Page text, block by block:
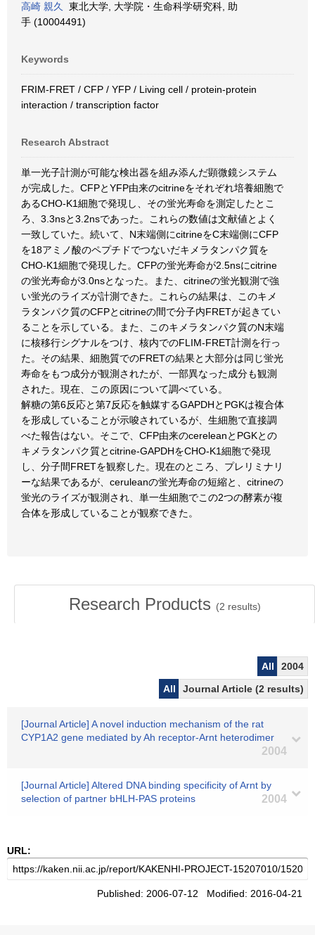
高崎 親久
東北大学, 大学院・生命科学研究科, 助
手 (10004491)
Keywords
FRIM-FRET / CFP / YFP / Living cell / protein-protein
interaction / transcription factor
Research Abstract
単一光子計測が可能な検出器を組み添んだ顕微鏡システム
が完成した。CFPとYFP由来のcitrineをそれぞれ培養細胞で
あるCHO-K1細胞で発現し、その蛍光寿命を測定したとこ
ろ、3.3nsと3.2nsであった。これらの数値は文献値とよく
一致していた。続いて、N末端側にcitrineをC末端側にCFP
を18アミノ酸のペプチドでつないだキメラタンパク質を
CHO-K1細胞で発現した。CFPの蛍光寿命が2.5nsにcitrine
の蛍光寿命が3.0nsとなった。また、citrineの蛍光観測で強
い蛍光のライズが計測できた。これらの結果は、このキメ
ラタンパク質のCFPとcitrineの間で分子内FRETが起きてい
ることを示している。また、このキメラタンパク質のN末端
に核移行シグナルをつけ、核内でのFLIM-FRET計測を行っ
た。その結果、細胞質でのFRETの結果と大部分は同じ蛍光
寿命をもつ成分が観測されたが、一部異なった成分も観測
された。現在、この原因について調べている。
解糖の第6反応と第7反応を触媒するGAPDHとPGKは複合体
を形成していることが示唆されているが、生細胞で直接調
べた報告はない。そこで、CFP由来のcereleanとPGKとの
キメラタンパク質とcitrine-GAPDHをCHO-K1細胞で発現
し、分子間FRETを観察した。現在のところ、プレリミナリ
ーな結果であるが、ceruleanの蛍光寿命の短縮と、citrineの
蛍光のライズが観測され、単一生細胞でこの2つの酵素が複
合体を形成していることが観察できた。
Research Products (2 results)
All
2004
All
Journal Article (2 results)
[Journal Article] A novel induction mechanism of the rat
CYP1A2 gene mediated by Ah receptor-Arnt heterodimer
2004
[Journal Article] Altered DNA binding specificity of Arnt by
selection of partner bHLH-PAS proteins
2004
URL:
Published: 2006-07-12 Modified: 2016-04-21